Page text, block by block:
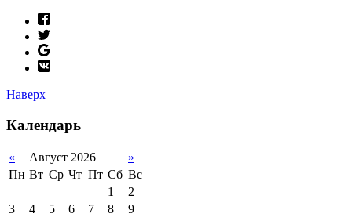
Наверх
Календарь
« Август 2026
»
Пн Вт Ср Чт Пт Сб Вс
1
2
3
4 5 6 7 8
9